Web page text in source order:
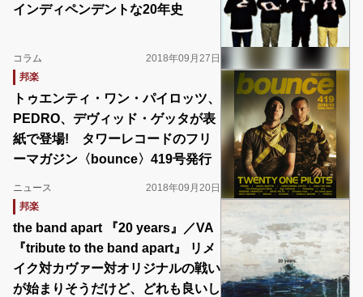
インディペンデントな20年史
コラム
2018年09月27日
邦楽
トゥエンティ・ワン・パイロッツ、
PEDRO、デヴィッド・ゲッタが表
紙で登場! タワーレコードのフリ
ーマガジン〈bounce〉419号発行
ニュース
2018年09月20日
邦楽
the band apart 『20 years』／VA
『tribute to the band apart』 リメ
イク対カヴァー対オリジナルの戦い
が始まりそうだけど、どれも良いし